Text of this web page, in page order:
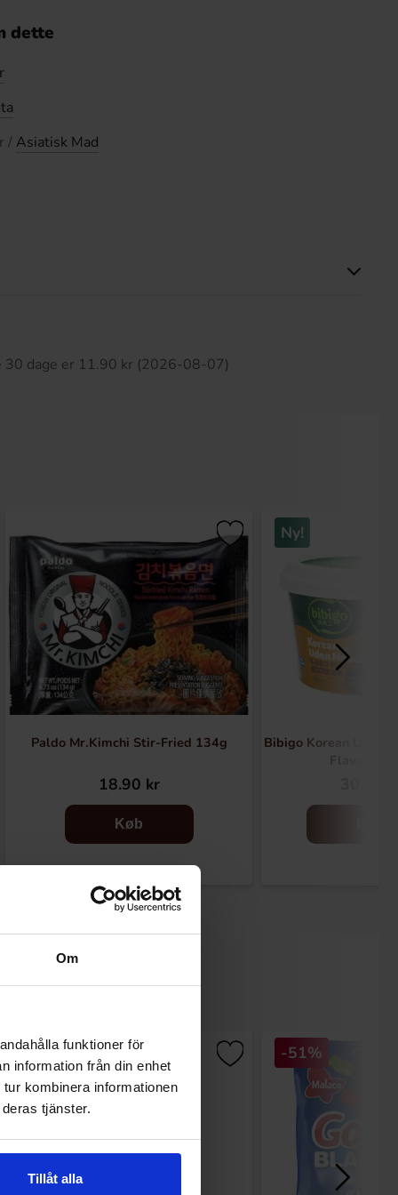
Om
funktioner för
information från din enhet
kombinera informationen
tjänster.
Tillåt alla
dette
/ Asiatisk Mad
30 dage er 11.90 kr (2026-08-07)
Paldo Mr.Kimchi Stir-Fried 134g
18.90 kr
Køb
Ny!
Bibigo Korean Udon
Flavour
-51%